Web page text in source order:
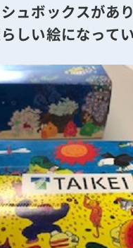
ュボックスがあ
しい絵になって